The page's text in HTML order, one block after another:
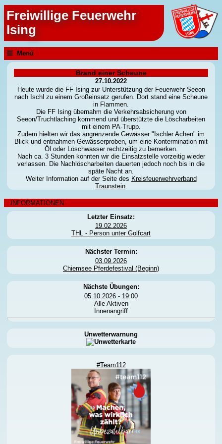
Freiwillige Feuerwehr
Ising
Menü
Brand einer Scheune
27.10.2022
Heute wurde die FF Ising zur Unterstützung der Feuerwehr Seeon
nach Ischl zu einem Großeinsatz gerufen. Dort stand eine Scheune
in Flammen.
Die FF Ising übernahm die Verkehrsabsicherung von
Seeon/Truchtlaching kommend und überstützte die Löscharbeiten
mit einem PA-Trupp.
Zudem hielten wir das angrenzende Gewässer "Ischler Achen" im
Blick und entnahmen Gewässerproben, um eine Kontermination mit
Öl oder Löschwasser rechtzeitig zu bemerken.
Nach ca. 3 Stunden konnten wir die Einsatzstelle vorzeitig wieder
verlassen. Die Nachlöscharbeiten dauerten jedoch noch bis in die
späte Nacht an.
Weiter Information auf der Seite des Kreisfeuerwehrverband
Traunstein.
INFORMATIONEN
Letzter Einsatz:
19.02.2026
THL - Person unter Golfcart
Nächster Termin:
03.09.2026
Chiemsee Pferdefestival (Beginn)
Nächste Übungen:
05.10.2026 - 19:00
Alle Aktiven
Innenangriff
Unwetterwarnung
#Team112